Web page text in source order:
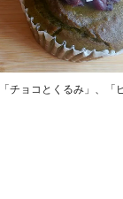
チョコとくるみ」、